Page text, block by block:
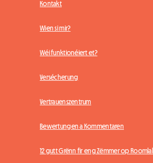
Kontakt
Wien si mir?
Wéi funktionéiert et?
Versécherung
Vertrauenszentrum
Bewertungen a Kommentaren
12 gutt Grënn fir eng Zëmmer op